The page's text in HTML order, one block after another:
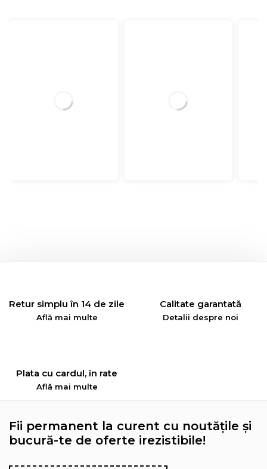
Retur simplu în 14 de zile
Află mai multe
Calitate garantată
Detalii despre noi
Plata cu cardul, în rate
Află mai multe
Fii permanent la curent cu noutățile și
bucură-te de oferte irezistibile!